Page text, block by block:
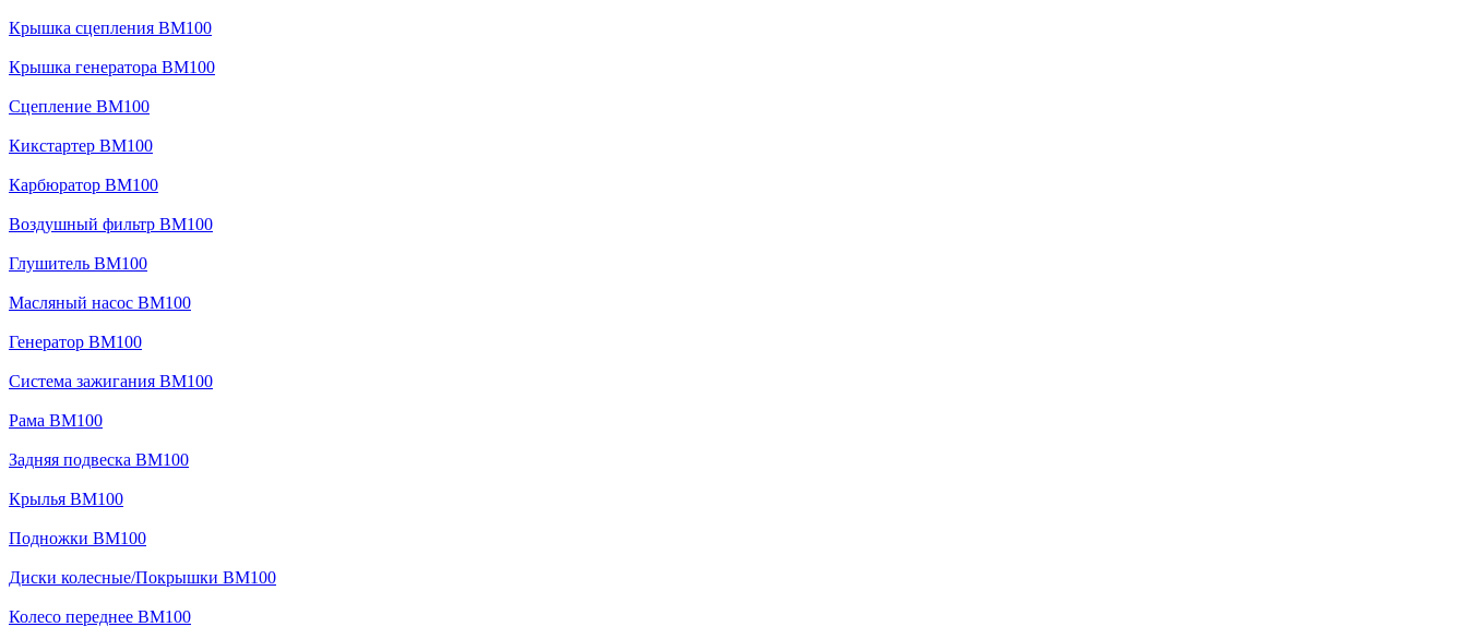
Крышка сцепления BM100
Крышка генератора BM100
Сцепление BM100
Кикстартер BM100
Карбюратор BM100
Воздушный фильтр BM100
Глушитель BM100
Масляный насос BM100
Генератор BM100
Система зажигания BM100
Рама BM100
Задняя подвеска BM100
Крылья BM100
Подножки BM100
Диски колесные/Покрышки BM100
Колесо переднее BM100